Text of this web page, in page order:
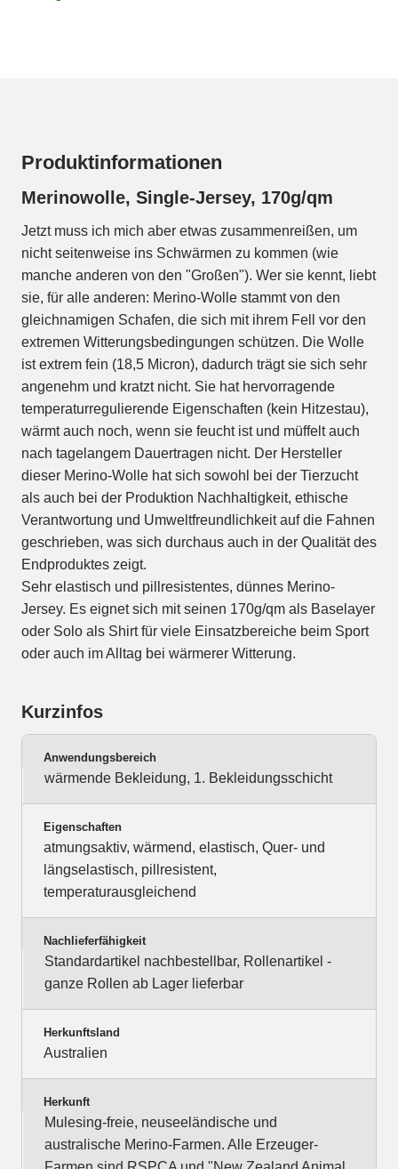
Produktinformationen
Merinowolle, Single-Jersey, 170g/qm
Jetzt muss ich mich aber etwas zusammenreißen, um
nicht seitenweise ins Schwärmen zu kommen (wie
manche anderen von den "Großen"). Wer sie kennt, liebt
sie, für alle anderen: Merino-Wolle stammt von den
gleichnamigen Schafen, die sich mit ihrem Fell vor den
extremen Witterungsbedingungen schützen. Die Wolle
ist extrem fein (18,5 Micron), dadurch trägt sie sich sehr
angenehm und kratzt nicht. Sie hat hervorragende
temperaturregulierende Eigenschaften (kein Hitzestau),
wärmt auch noch, wenn sie feucht ist und müffelt auch
nach tagelangem Dauertragen nicht. Der Hersteller
dieser Merino-Wolle hat sich sowohl bei der Tierzucht
als auch bei der Produktion Nachhaltigkeit, ethische
Verantwortung und Umweltfreundlichkeit auf die Fahnen
geschrieben, was sich durchaus auch in der Qualität des
Endproduktes zeigt.
Sehr elastisch und pillresistentes, dünnes Merino-
Jersey. Es eignet sich mit seinen 170g/qm als Baselayer
oder Solo als Shirt für viele Einsatzbereiche beim Sport
oder auch im Alltag bei wärmerer Witterung.
Kurzinfos
Anwendungsbereich
wärmende Bekleidung, 1. Bekleidungsschicht
Eigenschaften
atmungsaktiv, wärmend, elastisch, Quer- und
längselastisch, pillresistent,
temperaturausgleichend
Nachlieferfähigkeit
Standardartikel nachbestellbar, Rollenartikel -
ganze Rollen ab Lager lieferbar
Herkunftsland
Australien
Herkunft
Mulesing-freie, neuseeländische und
australische Merino-Farmen. Alle Erzeuger-